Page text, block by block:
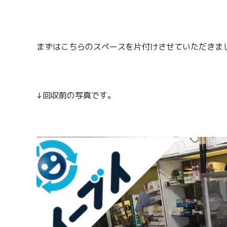
まずはこちらのスペースを片付けさせていただきま
↓回収前の写真です。